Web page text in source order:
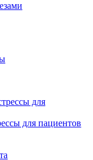
для пациентов